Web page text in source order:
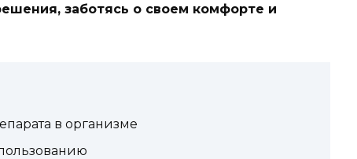
заботясь о своем комфорте и
в организме